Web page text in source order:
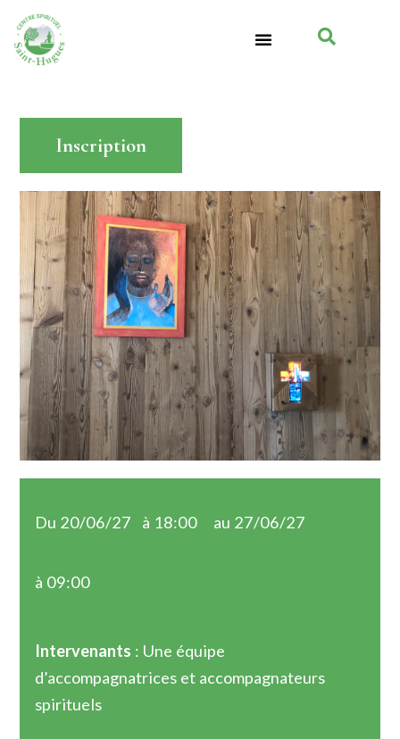
Inscription
Du 20/06/27 à 18:00 au 27/06/27
à 09:00
Intervenants : Une équipe
d’accompagnatrices et accompagnateurs
spirituels